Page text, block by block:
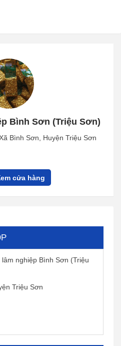
Bình Sơn (Triệu Sơn)
Bình Sơn, Huyện Triệu Sơn
cửa hàng
nghiệp Bình Sơn (Triệu
Triệu Sơn